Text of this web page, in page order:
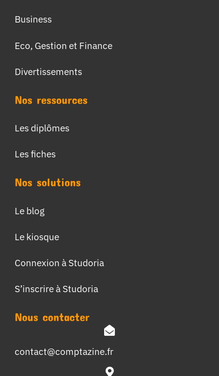
Business
Eco, Gestion et Finance
Divertissements
Nos ressources
Les diplômes
Les fiches
Nos solutions
Le blog
Le kiosque
Connexion à Studoria
S’inscrire à Studoria
Nous contacter
contact@comptazine.fr